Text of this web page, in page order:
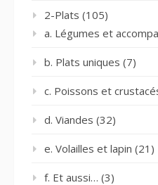
2-Plats (105)
a. Légumes et
b. Plats uniques (7)
c. Poissons et
d. Viandes (32)
e. Volailles et lapin (21)
f. Et aussi… (3)